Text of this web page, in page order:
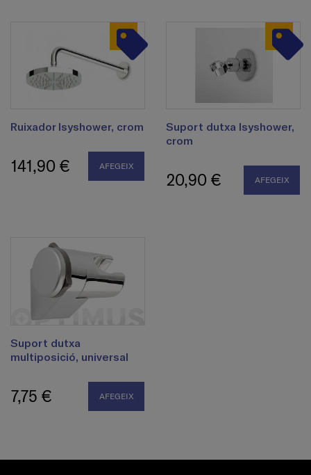
Ruixador Isyshower, crom
141,90 € AFEGEIX
Suport dutxa Isyshower,
crom
20,90 € AFEGEIX
Suport dutxa
multiposició, universal
7,75 € AFEGEIX